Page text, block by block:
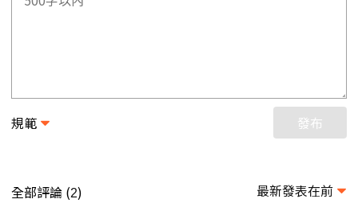
規範 發布
全部評論 (2) 最新發表在前